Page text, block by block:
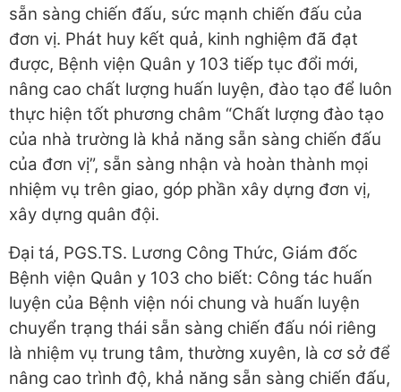
sẵn sàng chiến đấu, sức mạnh chiến đấu của
đơn vị. Phát huy kết quả, kinh nghiệm đã đạt
được, Bệnh viện Quân y 103 tiếp tục đổi mới,
nâng cao chất lượng huấn luyện, đào tạo để luôn
thực hiện tốt phương châm “Chất lượng đào tạo
của nhà trường là khả năng sẵn sàng chiến đấu
của đơn vị”, sẵn sàng nhận và hoàn thành mọi
nhiệm vụ trên giao, góp phần xây dựng đơn vị,
xây dựng quân đội.
Đại tá, PGS.TS. Lương Công Thức, Giám đốc
Bệnh viện Quân y 103 cho biết: Công tác huấn
luyện của Bệnh viện nói chung và huấn luyện
chuyển trạng thái sẵn sàng chiến đấu nói riêng
là nhiệm vụ trung tâm, thường xuyên, là cơ sở để
nâng cao trình độ, khả năng sẵn sàng chiến đấu,